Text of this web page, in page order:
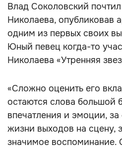
Влад Соколовский
Николаева, опубликовав
одним из первых своих
Юный певец когда-то
Николаева «Утренняя
«Сложно оценить его
остаются слова большой
впечатления и эмоции,
жизни выходов на сцену,
значимое воспоминание.